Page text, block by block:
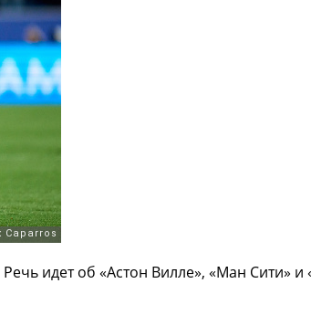
идет об «Астон Вилле», «Ман Сити»